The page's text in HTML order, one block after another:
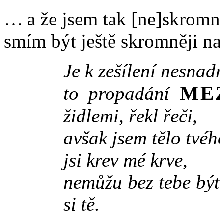
… a že jsem tak
smím být ještě skromněji
Je k zešílení
to propadání
židlemi, řekl řeči,
avšak jsem tělo
jsi krev mé krve,
nemůžu bez tebe
si tě.